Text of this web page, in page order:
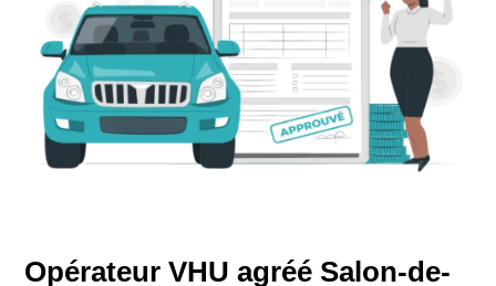
Opérateur VHU agréé Salon-de-